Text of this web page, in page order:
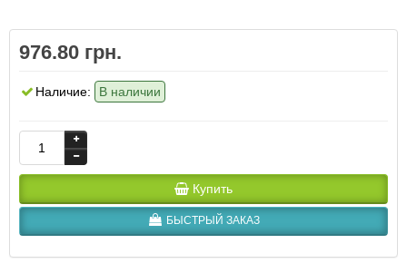
976.80 грн.
Наличие: В наличии
Купить
БЫСТРЫЙ ЗАКАЗ